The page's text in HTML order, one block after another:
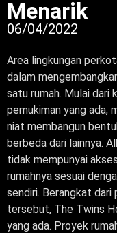
Menarik
06/04/2022
Area lingkungan
dalam
satu rumah. Mulai dari
pemukiman yang ada,
niat membangun
berbeda dari lainnya.
tidak mempunyai
rumahnya sesuai
sendiri. Berangkat dari
tersebut, The Twins
yang ada. Proyek